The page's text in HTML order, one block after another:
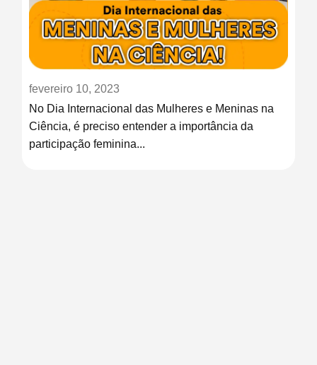
fevereiro 10, 2023
No Dia Internacional das Mulheres e Meninas na
Ciência, é preciso entender a importância da
participação feminina...